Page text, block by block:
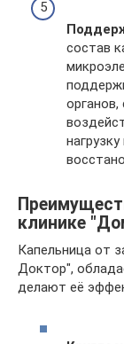
состав
клинике
Капельница от
Доктор",
делают её